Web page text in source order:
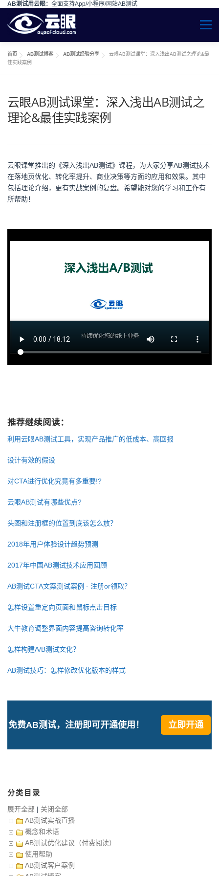
AB测试用云眼： 全面支持App/小程序/网站AB测试
Menu
首页 AB测试博客 AB测试经验分享
云眼AB测试课堂：深入浅出AB测试之理论&最
佳实践案例
云眼AB测试课堂：深入浅出AB测试之
理论&最佳实践案例
云眼课堂推出的《深入浅出AB测试》课程，为大家分享AB测试技术
在落地页优化、转化率提升、商业决策等方面的应用和效果。其中
包括理论介绍，更有实战案例的复盘。希望能对您的学习和工作有
所帮助！
推荐继续阅读：
利用云眼AB测试工具，实现产品推广的低成本、高回报
设计有效的假设
对CTA进行优化究竟有多重要!?
云眼AB测试有哪些优点?
头图和注册框的位置到底该怎么放？
2018年用户体验设计趋势预测
2017年中国AB测试技术应用回顾
AB测试CTA文案测试案例 - 注册or领取？
怎样设置重定向页面和鼠标点击目标
大牛教育调整界面内容提高咨询转化率
怎样构建A/B测试文化？
AB测试技巧：怎样修改优化版本的样式
免费AB测试，注册即可开通使用！ 立即开通
分类目录
展开全部 | 关闭全部
AB测试实战直播
概念和术语
AB测试优化建议（付费阅读）
使用帮助
AB测试客户案例